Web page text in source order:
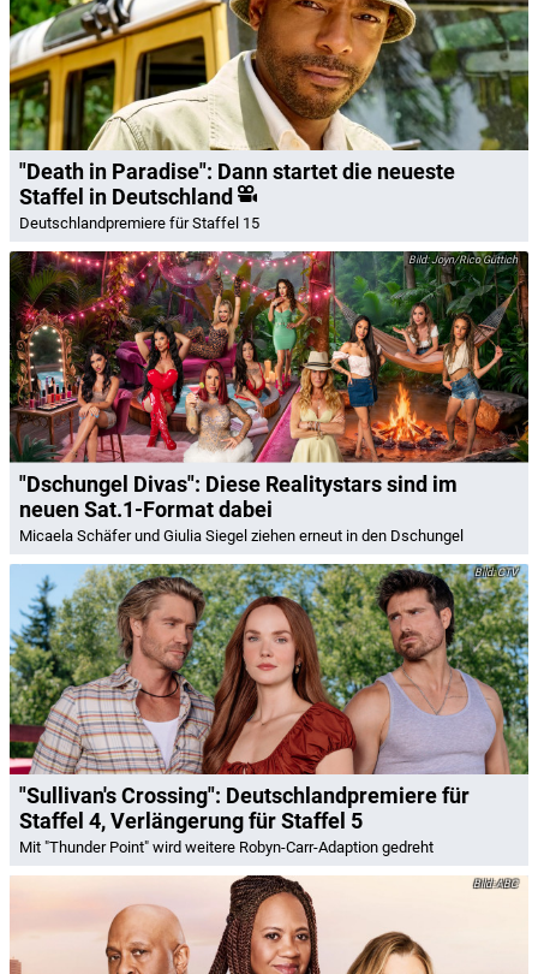
"Death in Paradise": Dann startet die neueste
Staffel in Deutschland
Deutschlandpremiere für Staffel 15
Joyn/Rico Güttich
"Dschungel Divas": Diese Realitystars sind im
neuen Sat.1-Format dabei
Micaela Schäfer und Giulia Siegel ziehen erneut in den Dschungel
CTV
"Sullivan's Crossing": Deutschlandpremiere für
Staffel 4, Verlängerung für Staffel 5
Mit "Thunder Point" wird weitere Robyn-Carr-Adaption gedreht
ABC